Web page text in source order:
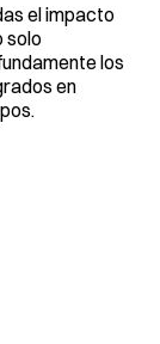
el impacto
solo
los
en